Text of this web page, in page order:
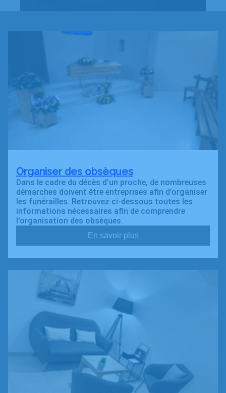
Organiser des obsèques
Dans le cadre du décès d’un proche, de nombreuses
démarches doivent être entreprises afin d’organiser
les funérailles. Retrouvez ci-dessous toutes les
informations nécessaires afin de comprendre
l’organisation des obsèques.
En savoir plus